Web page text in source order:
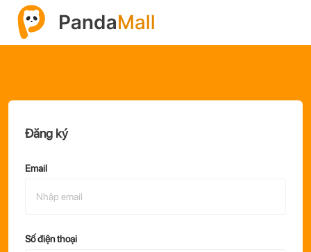
Đăng ký
Email
Số điện thoại